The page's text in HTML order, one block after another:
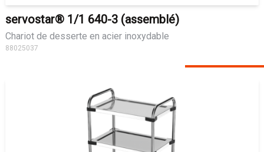
servostar® 1/1 640-3 (assemblé)
Chariot de desserte en acier inoxydable
88025037